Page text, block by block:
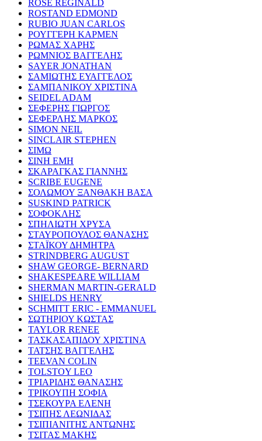
ROSE REGINALD
ROSTAND EDMOND
RUBIO JUAN CARLOS
ΡΟΥΓΓΕΡΗ ΚΑΡΜΕΝ
ΡΩΜΑΣ ΧΑΡΗΣ
ΡΩΜΝΙΟΣ ΒΑΓΓΕΛΗΣ
SAYER JONATHAN
ΣΑΜΙΩΤΗΣ ΕΥΑΓΓΕΛΟΣ
ΣΑΜΠΑΝΙΚΟΥ ΧΡΙΣΤΙΝΑ
SEIDEL ADAM
ΣΕΦΕΡΗΣ ΓΙΩΡΓΟΣ
ΣΕΦΕΡΛΗΣ ΜΑΡΚΟΣ
SIMON NEIL
SINCLAIR STEPHEN
ΣΙΜΩ
ΣΙΝΗ ΕΜΗ
ΣΚΑΡΑΓΚΑΣ ΓΙΑΝΝΗΣ
SCRIBE EUGENE
ΣΟΛΩΜΟΥ ΞΑΝΘΑΚΗ ΒΑΣΑ
SUSKIND PATRICK
ΣΟΦΟΚΛΗΣ
ΣΠΗΛΙΩΤΗ ΧΡΥΣΑ
ΣΤΑΥΡΟΠΟΥΛΟΣ ΘΑΝΑΣΗΣ
ΣΤΑΪΚΟΥ ΔΗΜΗΤΡΑ
STRINDBERG AUGUST
SHAW GEORGE- BERNARD
SHAKESPEARE WILLIAM
SHERMAN MARTIN-GERALD
SHIELDS HENRY
SCHMITT ERIC - EMMANUEL
ΣΩΤΗΡΙΟΥ ΚΩΣΤΑΣ
TAYLOR RENEE
ΤΑΣΚΑΣΑΠΙΔΟΥ ΧΡΙΣΤΙΝΑ
ΤΑΤΣΗΣ ΒΑΓΓΕΛΗΣ
TEEVAN COLIN
TOLSTOY LEO
ΤΡΙΑΡΙΔΗΣ ΘΑΝΑΣΗΣ
ΤΡΙΚΟΥΠΗ ΣΟΦΙΑ
ΤΣΕΚΟΥΡΑ ΕΛΕΝΗ
ΤΣΙΠΗΣ ΛΕΩΝΙΔΑΣ
ΤΣΙΠΙΑΝΙΤΗΣ ΑΝΤΩΝΗΣ
ΤΣΙΤΑΣ ΜΑΚΗΣ